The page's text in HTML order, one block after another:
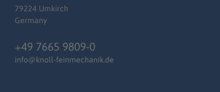
79224 Umkirch
Germany
+49 7665 9809-0
info@knoll-feinmechanik.de